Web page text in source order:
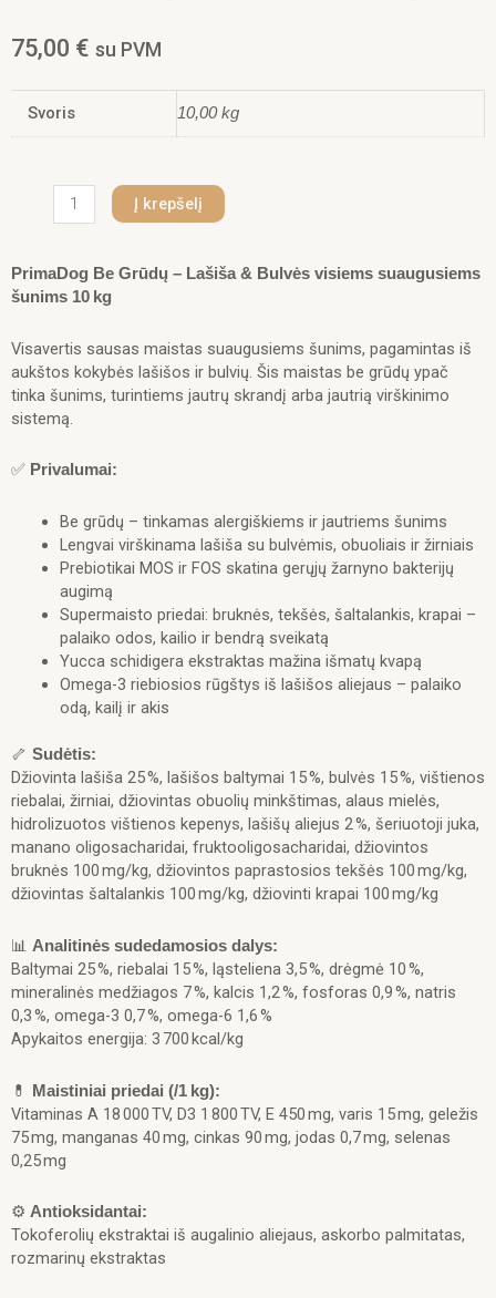
75,00 € su PVM
Svoris 10,00 kg
produkto
Be
Grūdų
&
Bulvės
visiems
suaugusiems
10
Į krepšelį
PrimaDog Be Grūdų – Lašiša & Bulvės visiems suaugusiems
šunims 10 kg
Visavertis sausas maistas suaugusiems šunims, pagamintas iš
aukštos kokybės lašišos ir bulvių. Šis maistas be grūdų ypač
tinka šunims, turintiems jautrų skrandį arba jautrią virškinimo
sistemą.
✅ Privalumai:
Be grūdų – tinkamas alergiškiems ir jautriems šunims
Lengvai virškinama lašiša su bulvėmis, obuoliais ir žirniais
Prebiotikai MOS ir FOS skatina gerųjų žarnyno bakterijų
augimą
Supermaisto priedai: bruknės, tekšės, šaltalankis, krapai –
palaiko odos, kailio ir bendrą sveikatą
Yucca schidigera ekstraktas mažina išmatų kvapą
Omega-3 riebiosios rūgštys iš lašišos aliejaus – palaiko
odą, kailį ir akis
🦴 Sudėtis:
Džiovinta lašiša 25 %, lašišos baltymai 15 %, bulvės 15 %, vištienos
riebalai, žirniai, džiovintas obuolių minkštimas, alaus mielės,
hidrolizuotos vištienos kepenys, lašišų aliejus 2 %, šeriuotoji juka,
manano oligosacharidai, fruktooligosacharidai, džiovintos
bruknės 100 mg/kg, džiovintos paprastosios tekšės 100 mg/kg,
džiovintas šaltalankis 100 mg/kg, džiovinti krapai 100 mg/kg
📊 Analitinės sudedamosios dalys:
Baltymai 25 %, riebalai 15 %, ląsteliena 3,5 %, drėgmė 10 %,
mineralinės medžiagos 7 %, kalcis 1,2 %, fosforas 0,9 %, natris
0,3 %, omega-3 0,7 %, omega-6 1,6 %
Apykaitos energija: 3 700 kcal/kg
💊 Maistiniai priedai (/1 kg):
Vitaminas A 18 000 TV, D3 1 800 TV, E 450 mg, varis 15 mg, geležis
75 mg, manganas 40 mg, cinkas 90 mg, jodas 0,7 mg, selenas
0,25 mg
⚙️ Antioksidantai:
Tokoferolių ekstraktai iš augalinio aliejaus, askorbo palmitatas,
rozmarinų ekstraktas